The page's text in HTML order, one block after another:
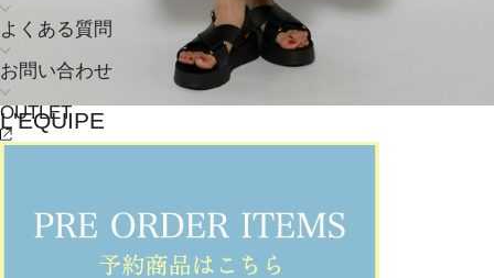
よくある質問
お問い合わせ
OUTLET
L'EQUIPE
スカート(すかーと) /